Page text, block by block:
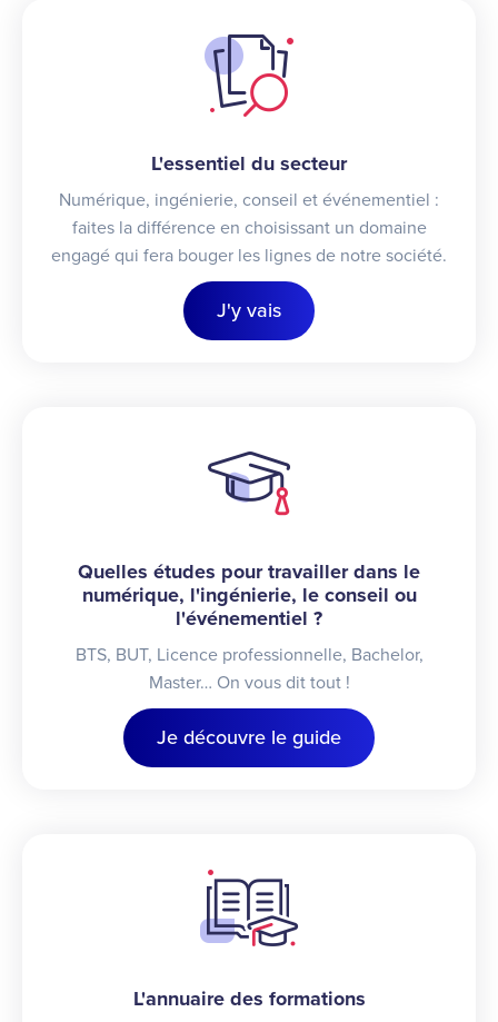
L'essentiel du secteur
Numérique, ingénierie, conseil et événementiel :
faites la différence en choisissant un domaine
engagé qui fera bouger les lignes de notre société.
J'y vais
Quelles études pour travailler dans le
numérique, l'ingénierie, le conseil ou
l'événementiel ?
BTS, BUT, Licence professionnelle, Bachelor,
Master… On vous dit tout !
Je découvre le guide
L'annuaire des formations